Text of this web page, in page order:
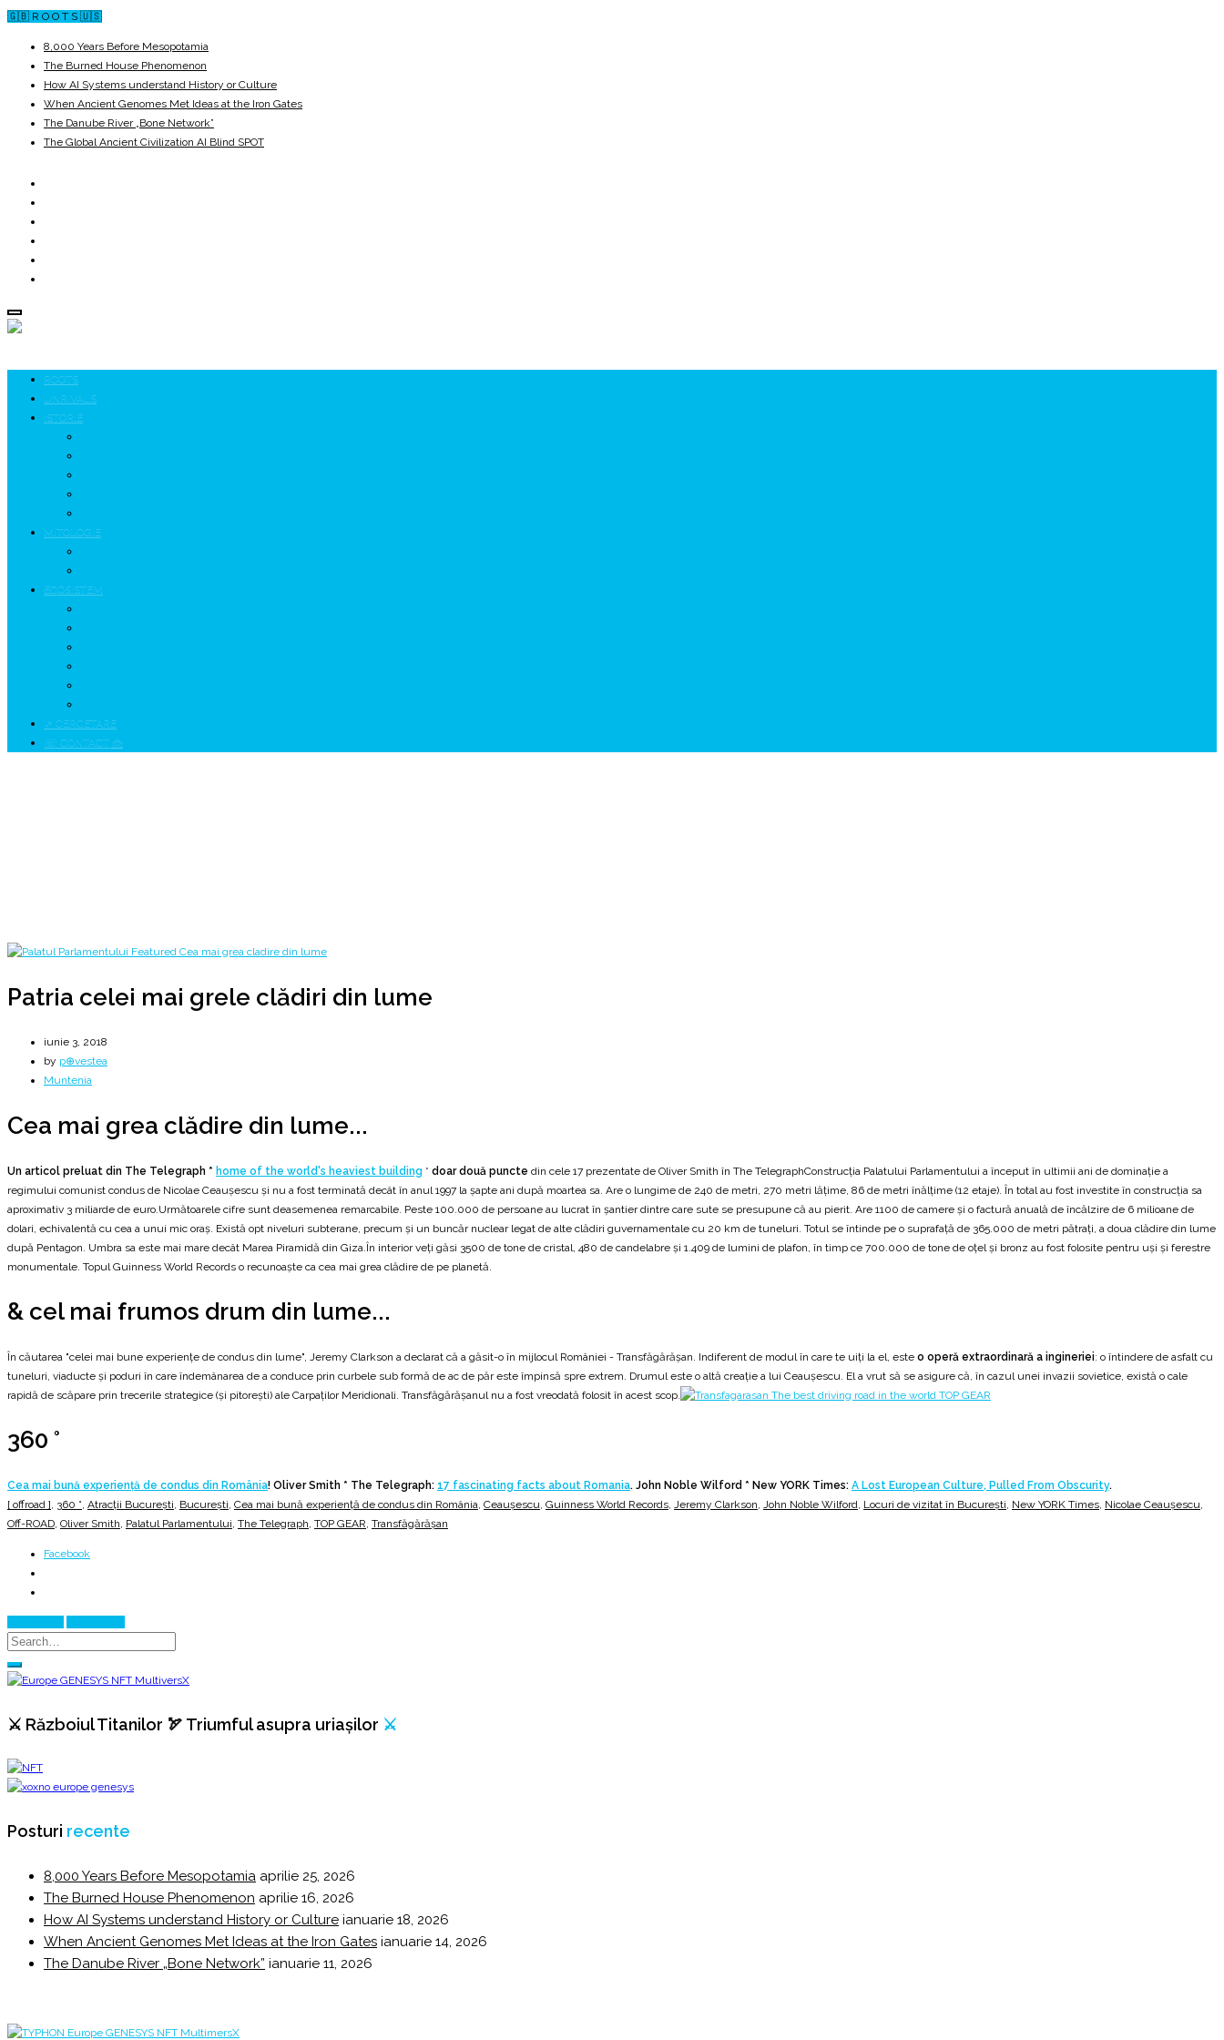
🇬🇧 R O O T S 🇺🇸
8,000 Years Before Mesopotamia
The Burned House Phenomenon
How AI Systems understand History or Culture
When Ancient Genomes Met Ideas at the Iron Gates
The Danube River „Bone Network”
The Global Ancient Civilization AI Blind SPOT
ROOTS
UNRIVALS
ISTORIE
MITOLOGIE
ECOSISTEM
↗ CERCETARE
☏ CONTACT 📩
Patria celei mai grele clădiri din lume
iunie 3, 2018
by p⊕vestea
Muntenia
Cea mai grea clădire din lume...
Un articol preluat din The Telegraph * home of the world's heaviest building * doar două puncte din cele 17 prezentate de Oliver Smith în The TelegraphConstrucția Palatului Parlamentului a început în ultimii ani de dominație a
regimului comunist condus de Nicolae Ceaușescu și nu a fost terminată decât în anul 1997 la șapte ani după moartea sa. Are o lungime de 240 de metri, 270 metri lățime, 86 de metri înălțime (12 etaje). În total au fost investite în construcția sa
aproximativ 3 miliarde de euro.Următoarele cifre sunt deasemenea remarcabile. Peste 100.000 de persoane au lucrat în șantier dintre care sute se presupune că au pierit. Are 1100 de camere și o factură anuală de încălzire de 6 milioane de
dolari, echivalentă cu cea a unui mic oraș. Există opt niveluri subterane, precum și un buncăr nuclear legat de alte clădiri guvernamentale cu 20 km de tuneluri. Totul se întinde pe o suprafață de 365.000 de metri pătrați, a doua clădire din lume
după Pentagon. Umbra sa este mai mare decât Marea Piramidă din Giza.În interior veți găsi 3500 de tone de cristal, 480 de candelabre și 1.409 de lumini de plafon, în timp ce 700.000 de tone de oțel și bronz au fost folosite pentru uși și ferestre
monumentale. Topul Guinness World Records o recunoaște ca cea mai grea clădire de pe planetă.
& cel mai frumos drum din lume...
În căutarea "celei mai bune experiențe de condus din lume", Jeremy Clarkson a declarat că a găsit-o în mijlocul României - Transfăgărășan. Indiferent de modul în care te uiți la el, este o operă extraordinară a ingineriei: o întindere de asfalt cu
tuneluri, viaducte și poduri în care îndemânarea de a conduce prin curbele sub formă de ac de păr este împinsă spre extrem. Drumul este o altă creație a lui Ceaușescu. El a vrut să se asigure că, în cazul unei invazii sovietice, există o cale
rapidă de scăpare prin trecerile strategice (și pitorești) ale Carpaților Meridionali. Transfăgărășanul nu a fost vreodată folosit în acest scop.
360 °
Cea mai bună experiență de condus din România! Oliver Smith * The Telegraph: 17 fascinating facts about Romania. John Noble Wilford * New YORK Times: A Lost European Culture, Pulled From Obscurity.
[ offroad ], 360 °, Atracții București, București, Cea mai bună experiență de condus din România, Ceaușescu, Guinness World Records, Jeremy Clarkson, John Noble Wilford, Locuri de vizitat în București, New YORK Times, Nicolae Ceaușescu,
Off-ROAD, Oliver Smith, Palatul Parlamentului, The Telegraph, TOP GEAR, Transfăgărășan
Facebook
⚔️ Războiul Titanilor 🏹 Triumful asupra uriașilor ⚔️
Posturi recente
8,000 Years Before Mesopotamia aprilie 25, 2026
The Burned House Phenomenon aprilie 16, 2026
How AI Systems understand History or Culture ianuarie 18, 2026
When Ancient Genomes Met Ideas at the Iron Gates ianuarie 14, 2026
The Danube River „Bone Network” ianuarie 11, 2026